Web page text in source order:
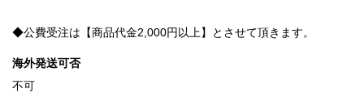
◆公費受注は【商品代金2,000円以上】とさせて頂きます。
海外発送可否
不可